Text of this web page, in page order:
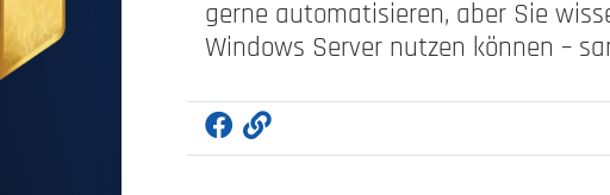
gerne automatisieren, aber Sie
Windows Server nutzen können –